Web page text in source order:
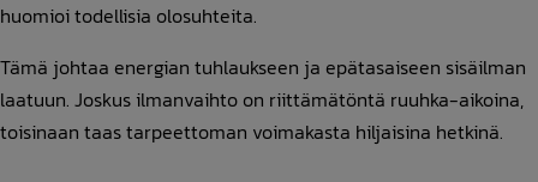
huomioi todellisia olosuhteita.
Tämä johtaa energian tuhlaukseen ja epätasaiseen sisäilman
laatuun. Joskus ilmanvaihto on riittämätöntä ruuhka-aikoina,
toisinaan taas tarpeettoman voimakasta hiljaisina hetkinä.